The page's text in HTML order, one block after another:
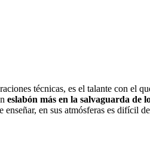
técnicas, es el talante con el
eslabón más en la salvaguarda de
en sus atmósferas es difícil